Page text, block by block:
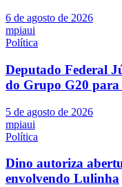
6 de agosto de 2026
mpiaui
Política
Deputado Federal
do Grupo G20 para
5 de agosto de 2026
mpiaui
Política
Dino autoriza
envolvendo Lulinha